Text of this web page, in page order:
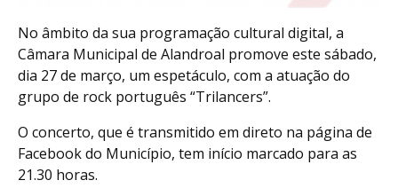
No âmbito da sua programação cultural digital, a
Câmara Municipal de Alandroal promove este sábado,
dia 27 de março, um espetáculo, com a atuação do
grupo de rock português “Trilancers”.
O concerto, que é transmitido em direto na página de
Facebook do Município, tem início marcado para as
21.30 horas.